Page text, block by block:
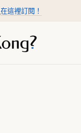
在這裡訂閱！